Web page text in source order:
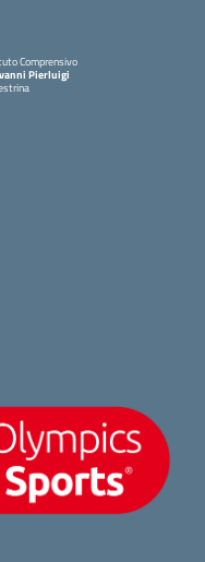
Comprensivo
Pierluigi